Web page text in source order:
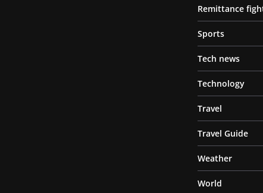
Remittance
Sports
Tech news
Technology
Travel
Travel Guide
Weather
World